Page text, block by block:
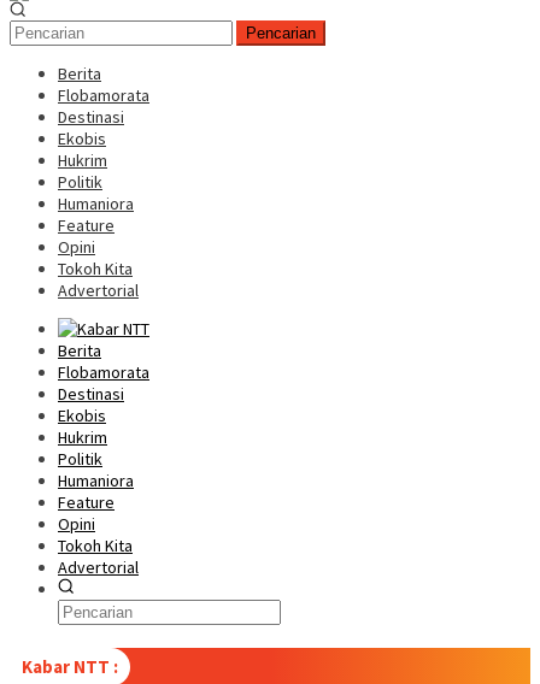
Pencarian
Berita
Flobamorata
Destinasi
Ekobis
Hukrim
Politik
Humaniora
Feature
Opini
Tokoh Kita
Advertorial
Berita
Flobamorata
Destinasi
Ekobis
Hukrim
Politik
Humaniora
Feature
Opini
Tokoh Kita
Advertorial
Kabar NTT :